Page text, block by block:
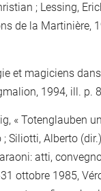
; Lessing,
de la Martinière,
et magiciens
1994, ill. p.
« Totenglauben
; Siliotti, Alberto
atti,
ottobre 1985,